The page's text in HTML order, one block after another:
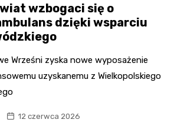
wzbogaci się o
dzięki wsparciu
Wrześni zyska nowe wyposażenie
uzyskanemu z Wielkopolskiego
12 czerwca 2026